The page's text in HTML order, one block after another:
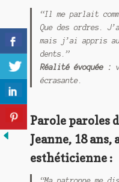
“Il me parlait
Que des ordres.
mais j’ai appris
dents.”
Réalité évoquée :
écrasante.
Parole paroles
Jeanne, 18
esthéticienne :
“Ma patronne me